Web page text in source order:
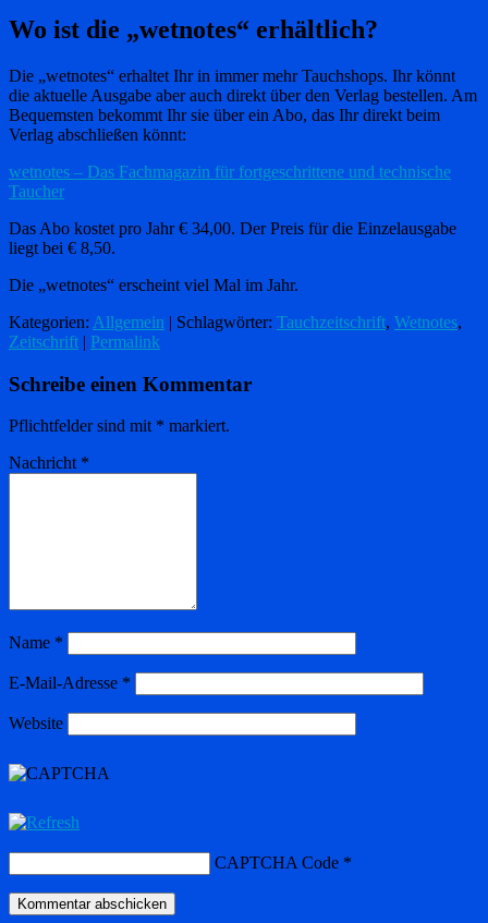
Wo ist die „wetnotes“ erhältlich?
Die „wetnotes“ erhaltet Ihr in immer mehr Tauchshops. Ihr könnt
die aktuelle Ausgabe aber auch direkt über den Verlag bestellen. Am
Bequemsten bekommt Ihr sie über ein Abo, das Ihr direkt beim
Verlag abschließen könnt:
wetnotes – Das Fachmagazin für fortgeschrittene und technische
Taucher
Das Abo kostet pro Jahr € 34,00. Der Preis für die Einzelausgabe
liegt bei € 8,50.
Die „wetnotes“ erscheint viel Mal im Jahr.
Kategorien: Allgemein | Schlagwörter: Tauchzeitschrift, Wetnotes,
Zeitschrift | Permalink
Schreibe einen Kommentar
Pflichtfelder sind mit * markiert.
Nachricht *
Name *
E-Mail-Adresse *
Website
CAPTCHA Code *